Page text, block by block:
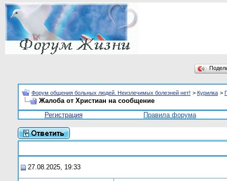
Форум общения больных людей. Неизлечимых болезней нет! > Курилка >
Жалоба от Христиан на сообщение
Регистрация
Правила форума
27.08.2025, 19:33